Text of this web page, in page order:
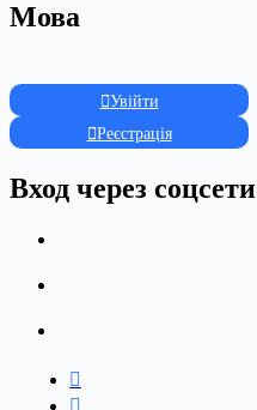
Мова
Увійти
Реєстрація
Вход через соцсети